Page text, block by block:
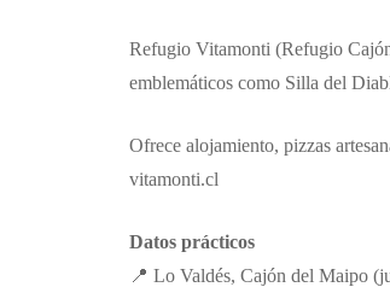
Refugio Vitamonti (Refugio
emblemáticos como Silla del
Ofrece alojamiento, pizzas
vitamonti.cl
Datos prácticos
📍 Lo Valdés, Cajón del Maipo